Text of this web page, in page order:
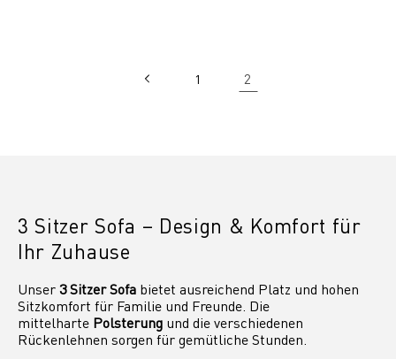
1 2
3 Sitzer Sofa – Design & Komfort für
Ihr Zuhause
Unser3 Sitzer Sofa bietet ausreichend Platz und hohen
Sitzkomfort für Familie und Freunde. Die
mittelharte Polsterung und die verschiedenen
Rückenlehnen sorgen für gemütliche Stunden.